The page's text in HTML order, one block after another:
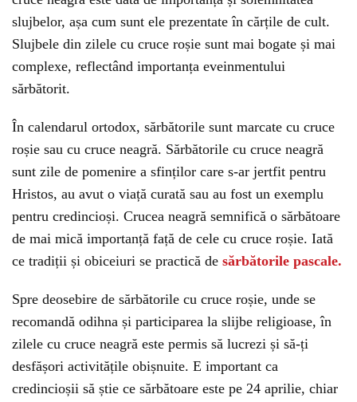
slujbelor, așa cum sunt ele prezentate în cărțile de cult.
Slujbele din zilele cu cruce roșie sunt mai bogate și mai
complexe, reflectând importanța eveinmentului
sărbătorit.
În calendarul ortodox, sărbătorile sunt marcate cu cruce
roșie sau cu cruce neagră. Sărbătorile cu cruce neagră
sunt zile de pomenire a sfinților care s-ar jertfit pentru
Hristos, au avut o viață curată sau au fost un exemplu
pentru credincioși. Crucea neagră semnifică o sărbătoare
de mai mică importanță față de cele cu cruce roșie. Iată
ce tradiții și obiceiuri se practică de sărbătorile pascale.
Spre deosebire de sărbătorile cu cruce roșie, unde se
recomandă odihna și participarea la slijbe religioase, în
zilele cu cruce neagră este permis să lucrezi și să-ți
desfășori activitățile obișnuite. E important ca
credincioșii să știe ce sărbătoare este pe 24 aprilie, chiar